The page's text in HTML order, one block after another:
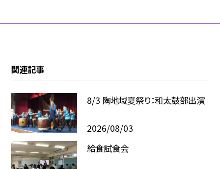
関連記事
8/3 陶地域夏祭り：和太鼓部出演
2026/08/03
給食試食会